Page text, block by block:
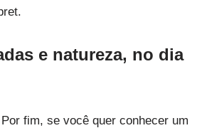
e natureza, no dia
fim, se você quer conhecer um